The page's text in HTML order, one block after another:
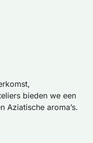
bieden we een
Aziatische aroma’s.